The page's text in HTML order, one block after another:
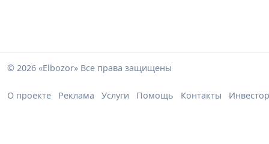
© 2026 «Elbozor» Все права защищены
О проекте Реклама Услуги Помощь Контакты